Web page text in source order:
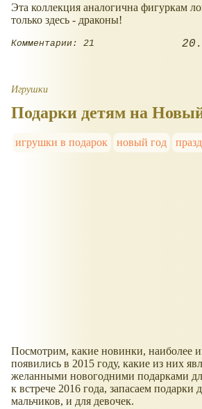
Эта коллекция аналогична фигуркам
только здесь - драконы!
Комментарии: 21
Игрушки
Подарки детям на Новый
игрушки в подарок новый год
Посмотрим, какие новинки, наиболее
появились в 2015 году, какие из них
желанными новогодними подарками
к встрече 2016 года, запасаем подарки
мальчиков, и для девочек.